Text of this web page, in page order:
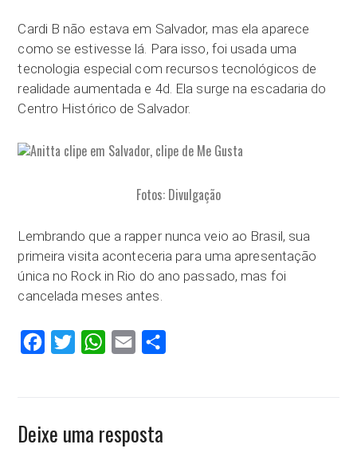
Cardi B não estava em Salvador, mas ela aparece
como se estivesse lá. Para isso, foi usada uma
tecnologia especial com recursos tecnológicos de
realidade aumentada e 4d. Ela surge na escadaria do
Centro Histórico de Salvador.
Fotos: Divulgação
Lembrando que a rapper nunca veio ao Brasil, sua
primeira visita aconteceria para uma apresentação
única no Rock in Rio do ano passado, mas foi
cancelada meses antes.
FacebookTwitter WhatsApp
Email
Deixe uma resposta